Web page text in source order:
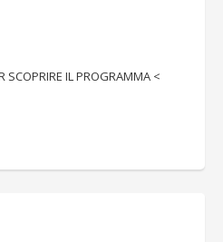
SCOPRIRE IL PROGRAMMA <